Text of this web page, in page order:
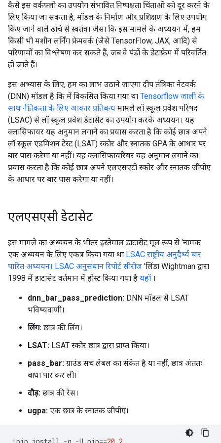
कैसे इस वर्कफ़्लो का उपयोग संभावित निष्पक्षता चिंताओं को दूर करने के
लिए किया जा सकता है, मॉडल के निर्माण और प्रशिक्षण के लिए उपयोग
किए जाने वाले ढांचे से स्वतंत्र। जैसा कि इस मामले के अध्ययन में, हम
किसी भी मशीन लर्निंग फ्रेमवर्क (जैसे TensorFlow, JAX, आदि) से
परिणामों का विश्लेषण कर सकते हैं, जब वे पंडों के डेटाफ़्रेम में परिवर्तित
हो जाते हैं।
इस अभ्यास के लिए, हम का लाभ उठाने जाएगा दीप तंत्रिका नेटवर्क
(DNN) मॉडल है कि में विकसित किया गया था Tensorflow जाली के
साथ नैतिकता के लिए आकार प्रतिबन्ध मामले लॉ स्कूल प्रवेश परिषद
(LSAC) से लॉ स्कूल प्रवेश डेटासेट का उपयोग करके अध्ययन। यह
क्लासिफायर यह अनुमान लगाने का प्रयास करता है कि कोई छात्र अपने
लॉ स्कूल एडमिशन टेस्ट (LSAT) स्कोर और स्नातक GPA के आधार पर
बार पास करेगा या नहीं। यह क्लासिफायरियर यह अनुमान लगाने का
प्रयास करता है कि कोई छात्र अपने एलएसएटी स्कोर और स्नातक जीपीए
के आधार पर बार पास करेगा या नहीं।
एलएसएसी डेटासेट
इस मामले का अध्ययन के भीतर इस्तेमाल डाटासेट मूल रूप से 'नामक
एक अध्ययन के लिए एकत्र किया गया था LSAC राष्ट्रीय अनुदैर्ध्य बार
पारित अध्ययन। LSAC अनुसंधान रिपोर्ट सीरीज 'लिंडा Wightman द्वारा
1998 में डाटासेट वर्तमान में होस्ट किया गया है यहाँ ।
dnn_bar_pass_prediction: DNN मॉडल से LSAT
भविष्यवाणी।
लिंग: छात्र की लिंग।
LSAT: LSAT स्कोर छात्र द्वारा प्राप्त किया।
pass_bar: ग्राउंड सच लेबल का संकेत है या नहीं, छात्र अंततः
बाधा पार कर ली।
दौड़: छात्र की रेस।
ugpa: एक छात्र के स्नातक जीपीए।